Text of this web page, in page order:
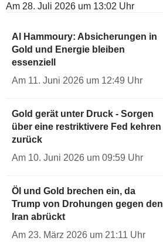
Am 28. Juli 2026 um 13:02 Uhr
Al Hammoury: Absicherungen in
Gold und Energie bleiben
essenziell
Am 11. Juni 2026 um 12:49 Uhr
Gold gerät unter Druck - Sorgen
über eine restriktivere Fed kehren
zurück
Am 10. Juni 2026 um 09:59 Uhr
Öl und Gold brechen ein, da
Trump von Drohungen gegen den
Iran abrückt
Am 23. März 2026 um 21:11 Uhr